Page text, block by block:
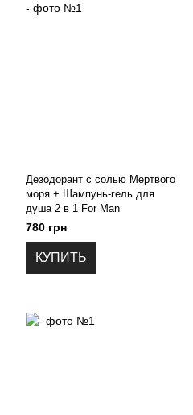
Дезодорант с солью Мертвого
моря + Шампунь-гель для
душа 2 в 1 For Man
780 грн
КУПИТЬ